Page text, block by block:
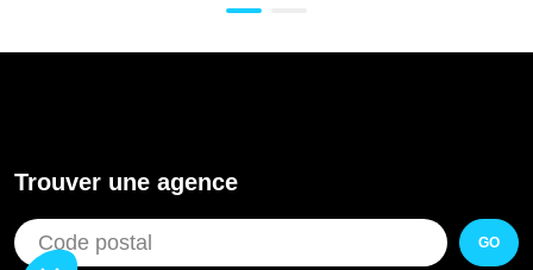
Trouver une agence
GO